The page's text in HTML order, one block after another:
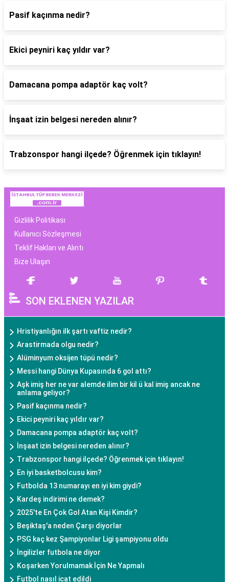
Pasif kaçınma nedir?
Ekici peyniri kaç yıldır var?
Damacana pompa adaptör kaç volt?
İnşaat izin belgesi nereden alınır?
Trabzonspor hangi ilçede? Öğrenmek için tıklayın!
Gizlilik Politikası
Kullanıcı Sözleşmesi
Teklif Hakları ve Alıntı
Bize Ulaşın
SON EKLENEN YAZILAR
Hristiyanlığın ilk şartı vaftiz nedir?
Arastirmada olgu nedir?
Alüminyum oksijen tüpü nedir?
Messi hangi Dünya Kupasında 6 gol attı?
Aşk imiş her ne var alemde ilim bir kil ü kal imiş ancak ne
anlama geliyor?
Pasif kaçınma nedir?
Ekici peyniri kaç yıldır var?
Damacana pompa adaptör kaç volt?
İnşaat izin belgesi nereden alınır?
Trabzonspor hangi ilçede? Öğrenmek için tıklayın!
En iyi basketbolcusu kim?
Futbolda 13 numarayı en iyi kim giydi?
Kardeş indirimi ne demek?
2025'te En Çok Gol Atan Kişi Kimdir?
Beşiktaş'a neden Çarşı diyorlar
PSG kaç kez Şampiyonlar Ligi şampiyonu oldu
İngilizler futbola ne diyor
Koşarken Yorulmamak İçin Ne Yapmalı
Futbol nasıl icat edildi